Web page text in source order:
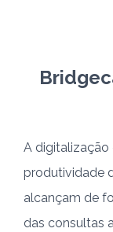
A digitalização
produtividade
alcançam de
das consultas